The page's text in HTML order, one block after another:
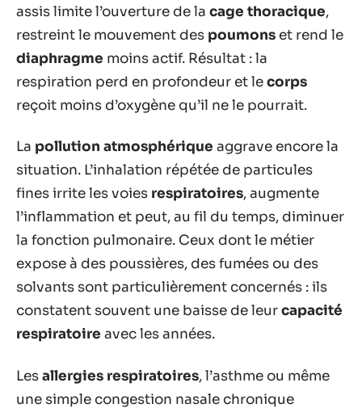
assis limite l’ouverture de la cage thoracique,
restreint le mouvement des poumons et rend le
diaphragme moins actif. Résultat : la
respiration perd en profondeur et lecorps
reçoit moins d’oxygène qu’il ne le pourrait.
La pollution atmosphérique aggrave encore la
situation. L’inhalation répétée de particules
fines irrite les voies respiratoires, augmente
l’inflammation et peut, au fil du temps, diminuer
la fonction pulmonaire. Ceux dont le métier
expose à des poussières, des fumées ou des
solvants sont particulièrement concernés : ils
constatent souvent une baisse de leurcapacité
respiratoire avec les années.
Lesallergies respiratoires, l’asthme ou même
une simple congestion nasale chronique